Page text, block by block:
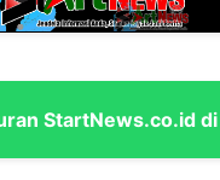
StartNews.co.id